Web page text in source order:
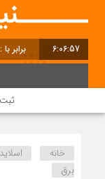
6:06:58 برابر با : Thursday - 6 August - 2026
ثبت
خانه اسلاید
برق